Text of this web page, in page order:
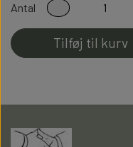
100% Fnullerfri
Antal
Tilføj til kurv